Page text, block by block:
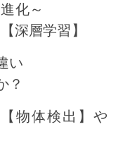
化～
深層学習】
い
？
物体検出】や